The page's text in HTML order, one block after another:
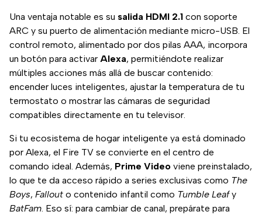
Una ventaja notable es su salida HDMI 2.1 con soporte
ARC y su puerto de alimentación mediante micro-USB. El
control remoto, alimentado por dos pilas AAA, incorpora
un botón para activar Alexa, permitiéndote realizar
múltiples acciones más allá de buscar contenido:
encender luces inteligentes, ajustar la temperatura de tu
termostato o mostrar las cámaras de seguridad
compatibles directamente en tu televisor.
Si tu ecosistema de hogar inteligente ya está dominado
por Alexa, el Fire TV se convierte en el centro de
comando ideal. Además, Prime Video viene preinstalado,
lo que te da acceso rápido a series exclusivas como The
Boys, Fallout o contenido infantil como Tumble Leafy
BatFam. Eso sí: para cambiar de canal, prepárate para